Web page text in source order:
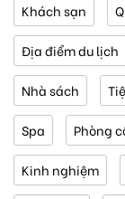
Khách sạn
Địa điểm du lịch
Nhà sách
Spa Phòng
Kinh nghiệm